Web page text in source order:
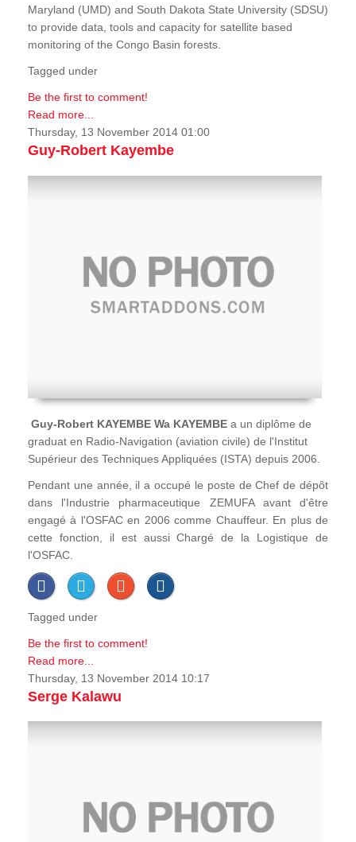
Maryland (UMD) and South Dakota State University (SDSU)
to provide data, tools and capacity for satellite based
monitoring of the Congo Basin forests.
Tagged under
Be the first to comment!
Read more...
Thursday, 13 November 2014 01:00
Guy-Robert Kayembe
Guy-Robert KAYEMBE Wa KAYEMBE a un diplôme de
graduat en Radio-Navigation (aviation civile) de l'Institut
Supérieur des Techniques Appliquées (ISTA) depuis 2006.
Pendant une année, il a occupé le poste de Chef de dépôt
dans l'Industrie pharmaceutique ZEMUFA avant d'être
engagé à l'OSFAC en 2006 comme Chauffeur. En plus de
cette fonction, il est aussi Chargé de la Logistique de
l'OSFAC.
Tagged under
Be the first to comment!
Read more...
Thursday, 13 November 2014 10:17
Serge Kalawu